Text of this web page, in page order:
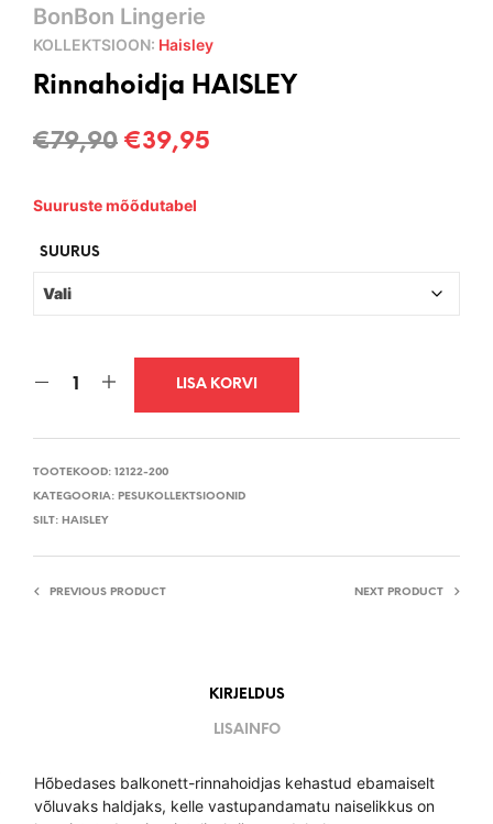
BonBon Lingerie
KOLLEKTSIOON: Haisley
Rinnahoidja HAISLEY
€79,90 Algne
oli:
€39,95
Suuruste mõõdutabel
SUURUS
LISA KORVI
TOOTEKOOD: 12122-200
KATEGOORIA: PESUKOLLEKTSIOONID
SILT: HAISLEY
PREVIOUS PRODUCT NEXT PRODUCT
KIRJELDUS
LISAINFO
Hõbedases balkonett-rinnahoidjas kehastud ebamaiselt
võluvaks haldjaks, kelle vastupandamatu naiselikkus on